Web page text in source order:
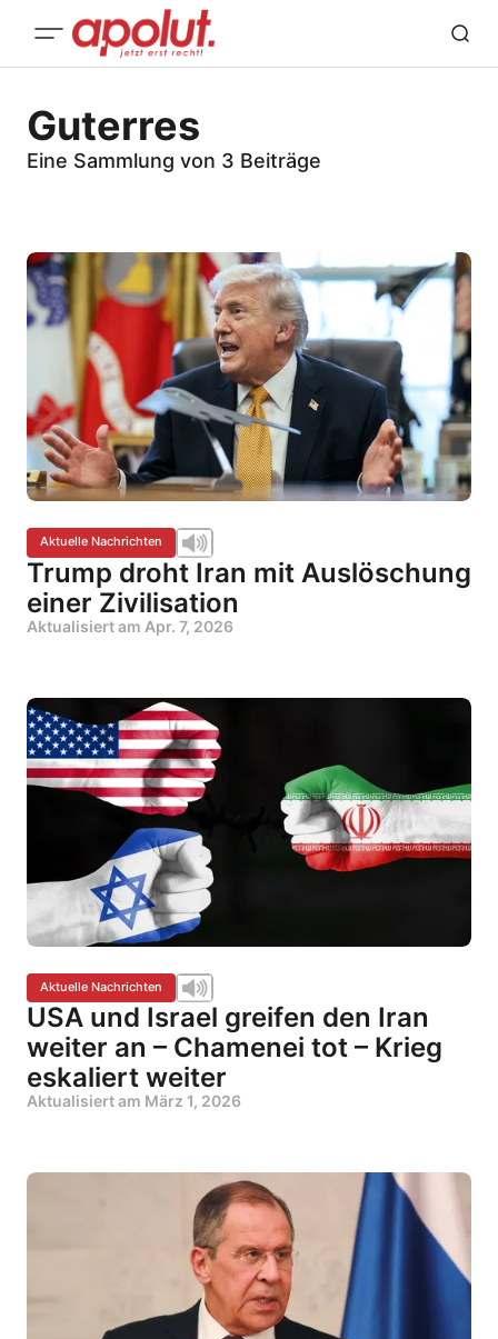
Guterres
Eine Sammlung von 3 Beiträge
Aktuelle Nachrichten
Trump droht Iran mit Auslöschung
einer Zivilisation
Aktualisiert am Apr. 7, 2026
Aktuelle Nachrichten
USA und Israel greifen den Iran
weiter an – Chamenei tot – Krieg
eskaliert weiter
Aktualisiert am März 1, 2026